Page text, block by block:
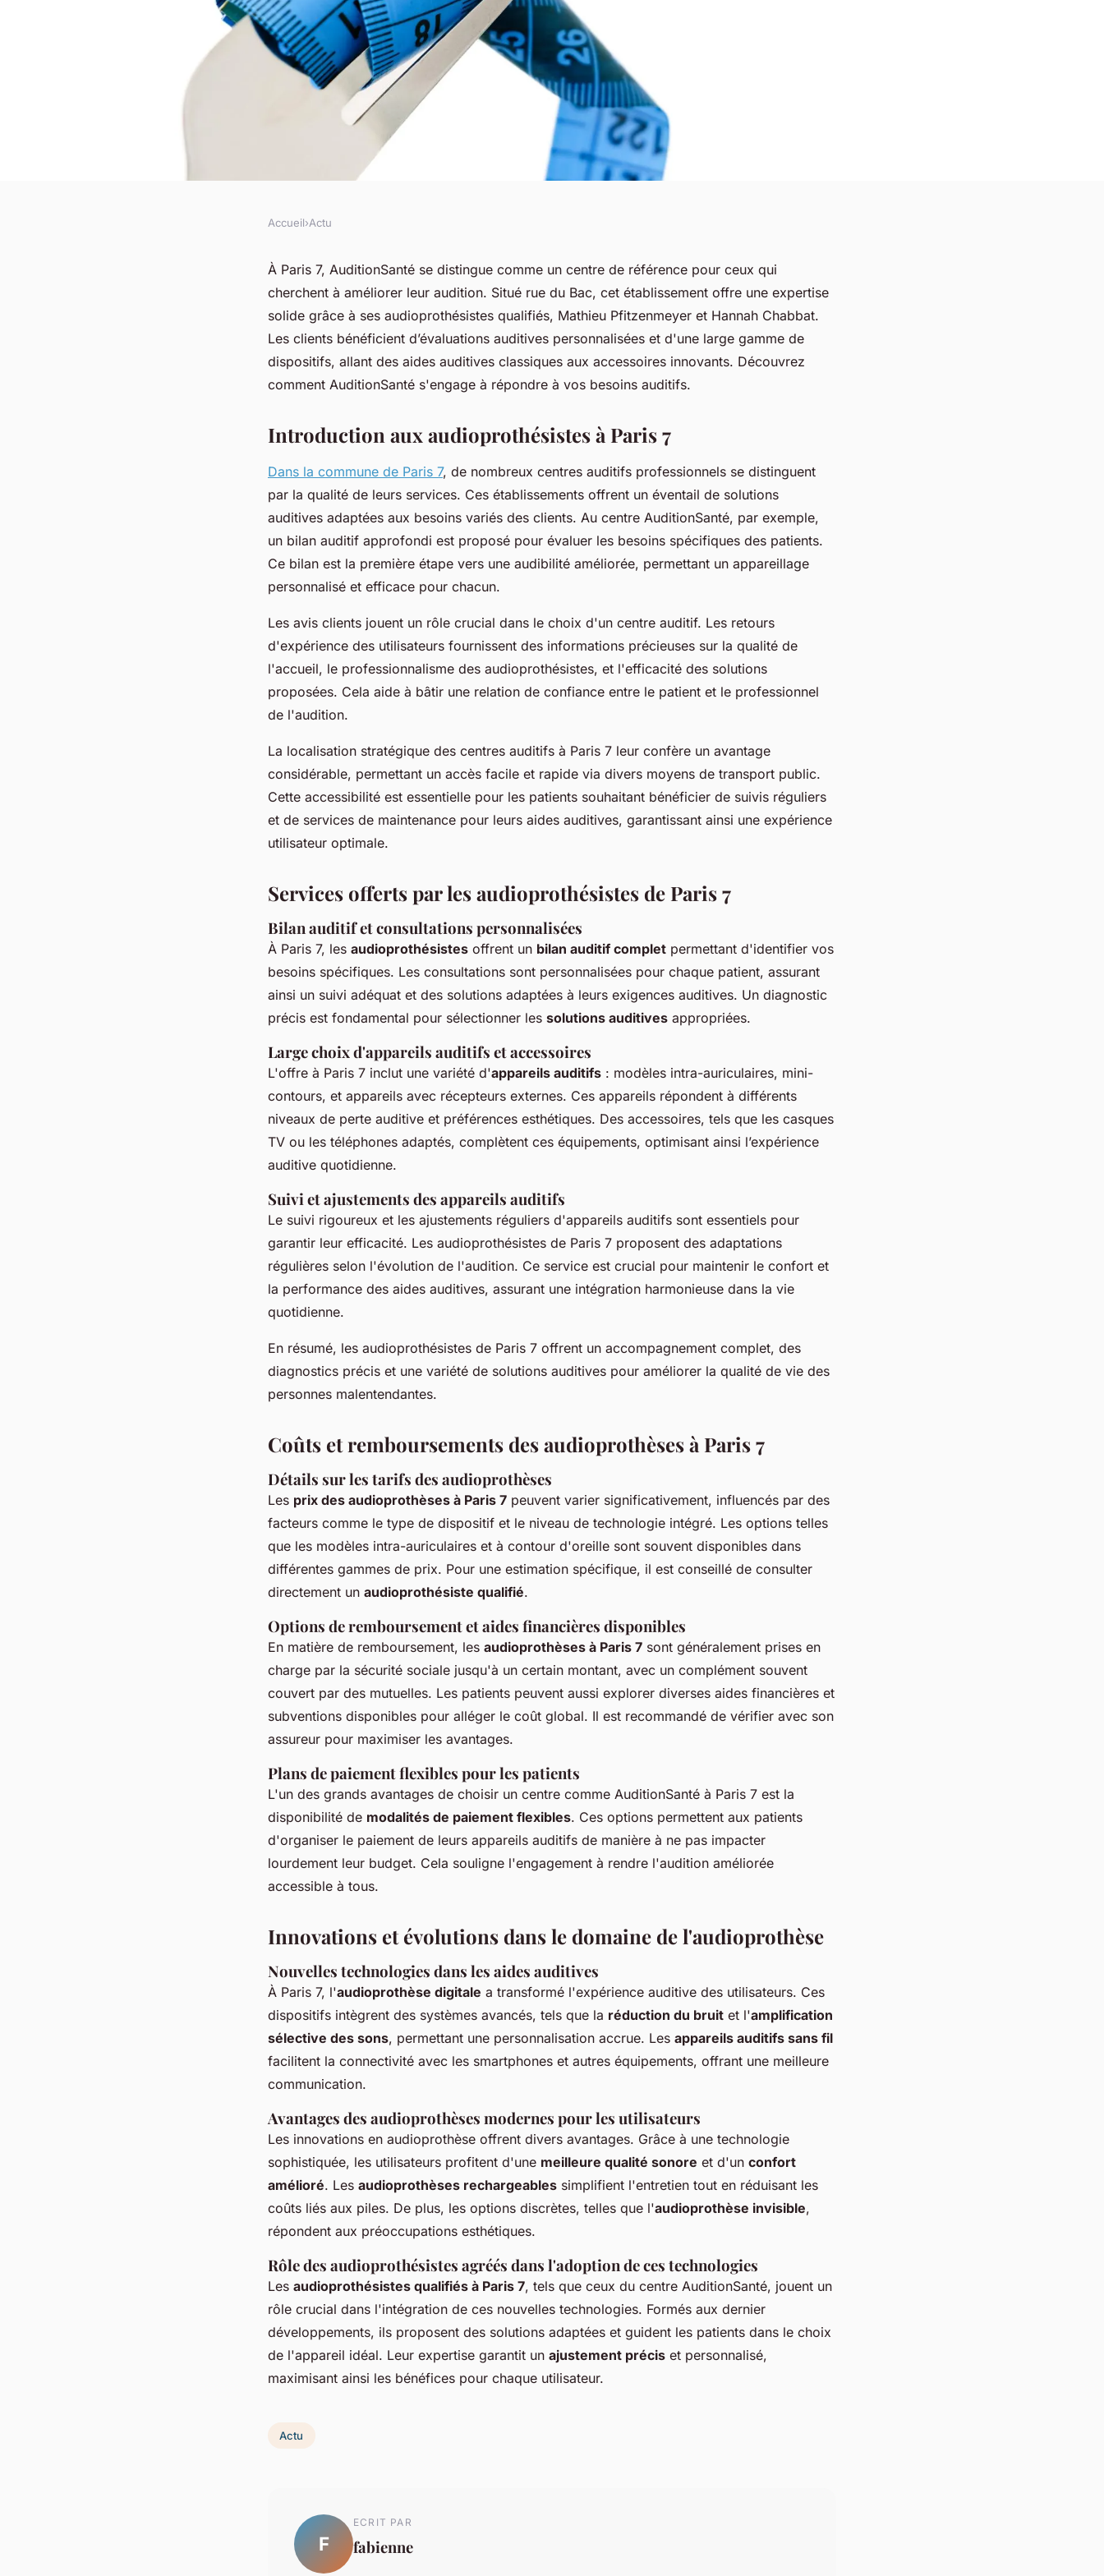
Audioprothésiste à paris 7 : chez
auditionsanté, écoutez mieux !
Accueil›Actu
À Paris 7, AuditionSanté se distingue comme un centre de référence pour ceux qui
cherchent à améliorer leur audition. Situé rue du Bac, cet établissement offre une expertise
solide grâce à ses audioprothésistes qualifiés, Mathieu Pfitzenmeyer et Hannah Chabbat.
Les clients bénéficient d’évaluations auditives personnalisées et d'une large gamme de
dispositifs, allant des aides auditives classiques aux accessoires innovants. Découvrez
comment AuditionSanté s'engage à répondre à vos besoins auditifs.
Introduction aux audioprothésistes à Paris 7
Dans la commune de Paris 7, de nombreux centres auditifs professionnels se distinguent
par la qualité de leurs services. Ces établissements offrent un éventail de solutions
auditives adaptées aux besoins variés des clients. Au centre AuditionSanté, par exemple,
un bilan auditif approfondi est proposé pour évaluer les besoins spécifiques des patients.
Ce bilan est la première étape vers une audibilité améliorée, permettant un appareillage
personnalisé et efficace pour chacun.
Les avis clients jouent un rôle crucial dans le choix d'un centre auditif. Les retours
d'expérience des utilisateurs fournissent des informations précieuses sur la qualité de
l'accueil, le professionnalisme des audioprothésistes, et l'efficacité des solutions
proposées. Cela aide à bâtir une relation de confiance entre le patient et le professionnel
de l'audition.
La localisation stratégique des centres auditifs à Paris 7 leur confère un avantage
considérable, permettant un accès facile et rapide via divers moyens de transport public.
Cette accessibilité est essentielle pour les patients souhaitant bénéficier de suivis réguliers
et de services de maintenance pour leurs aides auditives, garantissant ainsi une expérience
utilisateur optimale.
Services offerts par les audioprothésistes de Paris 7
Bilan auditif et consultations personnalisées
À Paris 7, les audioprothésistes offrent un bilan auditif complet permettant d'identifier vos
besoins spécifiques. Les consultations sont personnalisées pour chaque patient, assurant
ainsi un suivi adéquat et des solutions adaptées à leurs exigences auditives. Un diagnostic
précis est fondamental pour sélectionner les solutions auditives appropriées.
Large choix d'appareils auditifs et accessoires
L'offre à Paris 7 inclut une variété d'appareils auditifs : modèles intra-auriculaires, mini-
contours, et appareils avec récepteurs externes. Ces appareils répondent à différents
niveaux de perte auditive et préférences esthétiques. Des accessoires, tels que les casques
TV ou les téléphones adaptés, complètent ces équipements, optimisant ainsi l’expérience
auditive quotidienne.
Suivi et ajustements des appareils auditifs
Le suivi rigoureux et les ajustements réguliers d'appareils auditifs sont essentiels pour
garantir leur efficacité. Les audioprothésistes de Paris 7 proposent des adaptations
régulières selon l'évolution de l'audition. Ce service est crucial pour maintenir le confort et
la performance des aides auditives, assurant une intégration harmonieuse dans la vie
quotidienne.
En résumé, les audioprothésistes de Paris 7 offrent un accompagnement complet, des
diagnostics précis et une variété de solutions auditives pour améliorer la qualité de vie des
personnes malentendantes.
Coûts et remboursements des audioprothèses à Paris 7
Détails sur les tarifs des audioprothèses
Les prix des audioprothèses à Paris 7 peuvent varier significativement, influencés par des
facteurs comme le type de dispositif et le niveau de technologie intégré. Les options telles
que les modèles intra-auriculaires et à contour d'oreille sont souvent disponibles dans
différentes gammes de prix. Pour une estimation spécifique, il est conseillé de consulter
directement un audioprothésiste qualifié.
Options de remboursement et aides financières disponibles
En matière de remboursement, les audioprothèses à Paris 7 sont généralement prises en
charge par la sécurité sociale jusqu'à un certain montant, avec un complément souvent
couvert par des mutuelles. Les patients peuvent aussi explorer diverses aides financières et
subventions disponibles pour alléger le coût global. Il est recommandé de vérifier avec son
assureur pour maximiser les avantages.
Plans de paiement flexibles pour les patients
L'un des grands avantages de choisir un centre comme AuditionSanté à Paris 7 est la
disponibilité de modalités de paiement flexibles. Ces options permettent aux patients
d'organiser le paiement de leurs appareils auditifs de manière à ne pas impacter
lourdement leur budget. Cela souligne l'engagement à rendre l'audition améliorée
accessible à tous.
Innovations et évolutions dans le domaine de l'audioprothèse
Nouvelles technologies dans les aides auditives
À Paris 7, l'audioprothèse digitale a transformé l'expérience auditive des utilisateurs. Ces
dispositifs intègrent des systèmes avancés, tels que la réduction du bruit et l'amplification
sélective des sons, permettant une personnalisation accrue. Les appareils auditifs sans fil
facilitent la connectivité avec les smartphones et autres équipements, offrant une meilleure
communication.
Avantages des audioprothèses modernes pour les utilisateurs
Les innovations en audioprothèse offrent divers avantages. Grâce à une technologie
sophistiquée, les utilisateurs profitent d'une meilleure qualité sonore et d'un confort
amélioré. Les audioprothèses rechargeables simplifient l'entretien tout en réduisant les
coûts liés aux piles. De plus, les options discrètes, telles que l'audioprothèse invisible,
répondent aux préoccupations esthétiques.
Rôle des audioprothésistes agréés dans l'adoption de ces technologies
Les audioprothésistes qualifiés à Paris 7, tels que ceux du centre AuditionSanté, jouent un
rôle crucial dans l'intégration de ces nouvelles technologies. Formés aux dernier
développements, ils proposent des solutions adaptées et guident les patients dans le choix
de l'appareil idéal. Leur expertise garantit un ajustement précis et personnalisé,
maximisant ainsi les bénéfices pour chaque utilisateur.
Actu
F
ECRIT PAR
fabienne